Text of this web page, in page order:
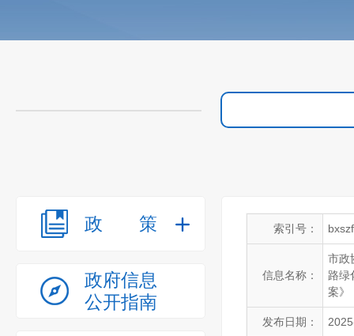
政策
政府信息
公开指南
索引号：
信息名称：
市政
路绿
案》
发布日期：